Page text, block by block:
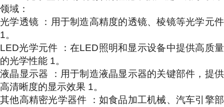
领域：
光学透镜 ：用于制造高精度的透镜、棱镜等光学元件
1。
LED光学元件 ：在LED照明和显示设备中提供高质量
的光学性能 1。
液晶显示器 ：用于制造液晶显示器的关键部件，提供
高清晰度的显示效果 1。
其他高精密光学器件 ：如食品加工机械、汽车引擎部